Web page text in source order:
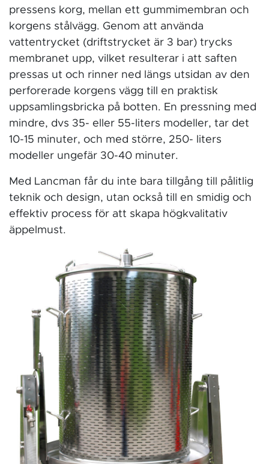
pressens korg, mellan ett gummimembran och
korgens stålvägg. Genom att använda
vattentrycket (driftstrycket är 3 bar) trycks
membranet upp, vilket resulterar i att saften
pressas ut och rinner ned längs utsidan av den
perforerade korgens vägg till en praktisk
uppsamlingsbricka på botten. En pressning med
mindre, dvs 35- eller 55-liters modeller, tar det
10-15 minuter, och med större, 250- liters
modeller ungefär 30-40 minuter.
Med Lancman får du inte bara tillgång till pålitlig
teknik och design, utan också till en smidig och
effektiv process för att skapa högkvalitativ
äppelmust.